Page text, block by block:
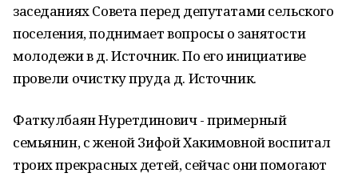
заседаниях Совета перед депутатами сельского
поселения, поднимает вопросы о занятости
молодежи в д. Источник. По его инициативе
провели очистку пруда д. Источник.
Фаткулбаян Нуретдинович - примерный
семьянин, с женой Зифой Хакимовной воспитал
троих прекрасных детей, сейчас они помогают